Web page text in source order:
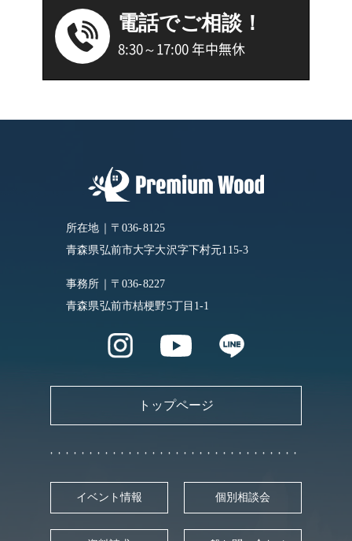
電話でご相談！
8:30～17:00 年中無休
所在地｜〒036-8125
青森県弘前市大字大沢字下村元115-3
事務所｜〒036-8227
青森県弘前市桔梗野5丁目1-1
トップページ
イベント情報 個別相談会